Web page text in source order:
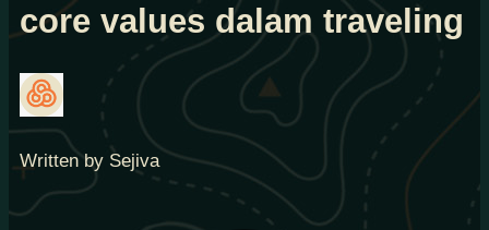
core values dalam traveling
Written by Sejiva